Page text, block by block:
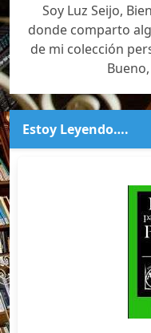
Soy Luz Seijo,
donde comparto
de mi colección
Estoy Leyendo….